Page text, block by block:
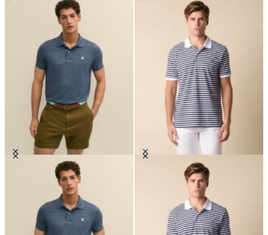
Polo Golden Fleece in Cotone
Polo in Cotone a Righe Awning